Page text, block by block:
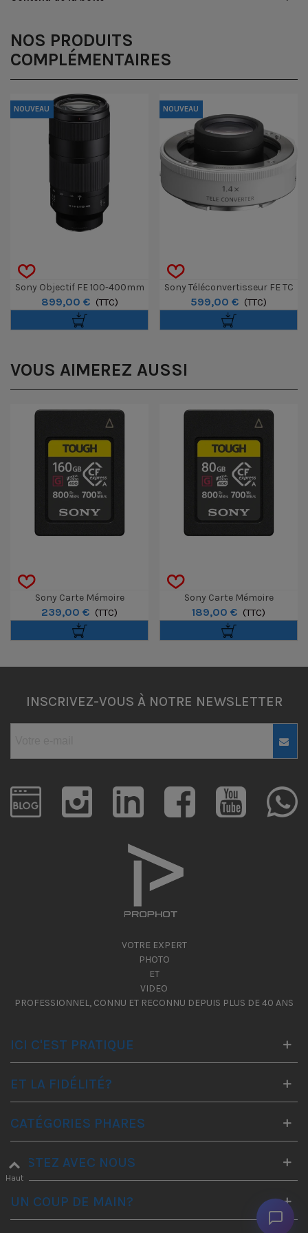
NOS PRODUITS
COMPLÉMENTAIRES
NOUVEAU
Sony Objectif FE 100-400mm
F/5.6-8 OSS
899,00 € (TTC)
NOUVEAU
Sony Téléconvertisseur FE TC
1.4x
599,00 € (TTC)
VOUS AIMEREZ AUSSI
Sony Carte Mémoire
CFExpress TOUGH Type A
160GB
239,00 € (TTC)
Sony Carte Mémoire
CFExpress TOUGH Type A 80GB
189,00 € (TTC)
INSCRIVEZ-VOUS À NOTRE NEWSLETTER
VOTRE EXPERT
PHOTO
ET
VIDEO
PROFESSIONNEL, CONNU ET RECONNU DEPUIS PLUS DE 40 ANS
ICI C'EST PRATIQUE
ET LA FIDÉLITÉ?
CATÉGORIES PHARES
RESTEZ AVEC NOUS
UN COUP DE MAIN?
Haut